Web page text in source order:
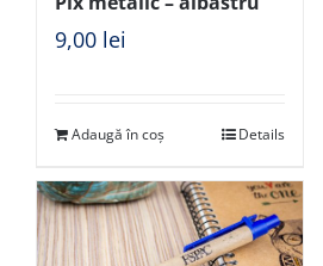
9,00 lei
Adaugă în coș Details